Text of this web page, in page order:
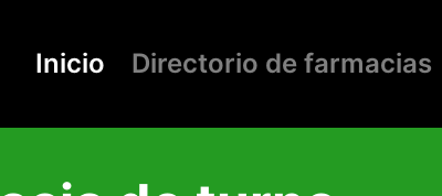
Inicio Directorio de farmacias